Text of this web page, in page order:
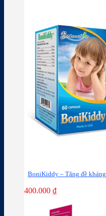
BoniKiddy – Tăng đề
400.000 ₫